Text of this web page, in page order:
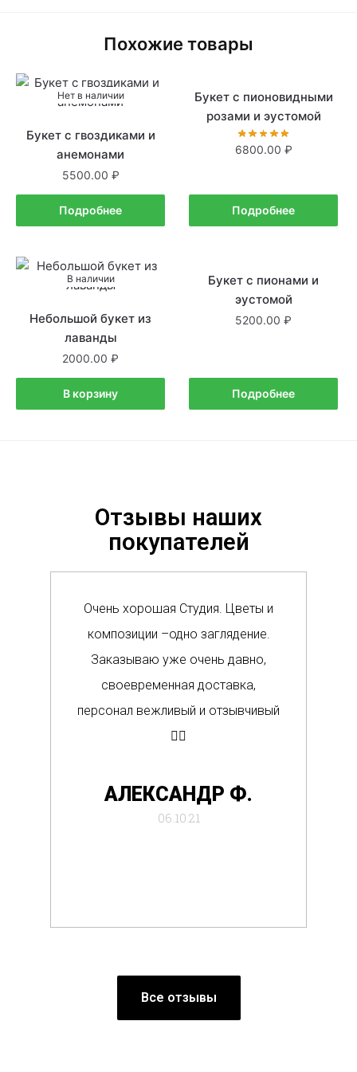
Похожие товары
Нет в наличии
Букет с гвоздиками и
анемонами
5500.00
Подробнее
Нет в наличии
Букет с пионовидными
розами и эустомой
6800.00
Подробнее
В наличии
Небольшой букет из
лаванды
2000.00
В корзину
Нет в наличии
Букет с пионами и
эустомой
5200.00
Подробнее
Отзывы наших
покупателей
Очень хорошая Студия. Цветы и
композиции –одно заглядение.
Заказываю уже очень давно,
своевременная доставка,
персонал вежливый и отзывчивый
👍🏼
АЛЕКСАНДР Ф.
06.10.21
Все отзывы